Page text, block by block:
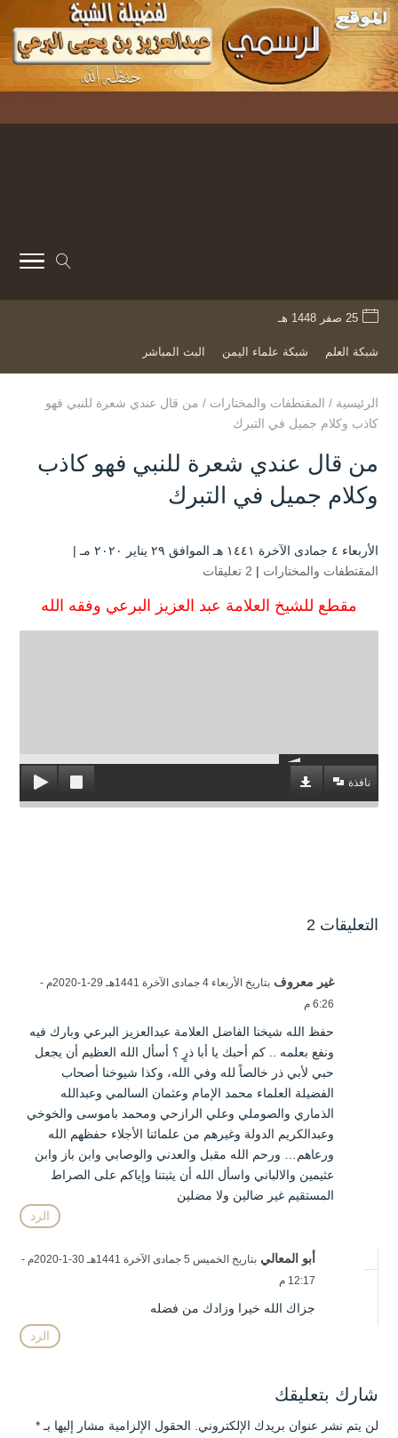
25 صفر 1448 هـ
شبكة العلم شبكة علماء اليمن البث المباشر
الرئيسية / المقتطفات والمختارات / من قال عندي شعرة للنبي فهو
كاذب وكلام جميل في التبرك
من قال عندي شعرة للنبي فهو كاذب
وكلام جميل في التبرك
الأربعاء ٤ جمادى الآخرة ۱٤٤۱ هـ الموافق ۲۹ يناير ۲۰۲۰ مـ |
المقتطفات والمختارات | 2 تعليقات
مقطع للشيخ العلامة عبد العزيز البرعي وفقه الله
نافذة
التعليقات 2
غير معروف
بتاريخ الأربعاء 4 جمادى الآخرة 1441هـ 29-1-2020م -
6:26 م
حفظ الله شيخنا الفاضل العلامة عبدالعزيز البرعي وبارك فيه
ونفع بعلمه .. كم أحبك يا أبا ذرٍ ؟ أسأل الله العظيم أن يجعل
حبي لأبي ذر خالصاً لله وفي الله، وكذا شيوخنا أصحاب
الفضيلة العلماء محمد الإمام وعثمان السالمي وعبدالله
الذماري والصوملي وعلي الرازحي ومحمد باموسى والخوخي
وعبدالكريم الدولة وغيرهم من علمائنا الأجلاء حفظهم الله
ورعاهم… ورحم الله مقبل والعدني والوصابي وابن باز وابن
عثيمين والالباني واسأل الله أن يثبتنا وإياكم على الصراط
المستقيم غير ضالين ولا مضلين
الرد
أبو المعالي
بتاريخ الخميس 5 جمادى الآخرة 1441هـ 30-1-2020م -
12:17 م
جزاك الله خيرا وزادك من فضله
الرد
شارك بتعليقك
لن يتم نشر عنوان بريدك الإلكتروني. الحقول الإلزامية مشار إليها بـ *